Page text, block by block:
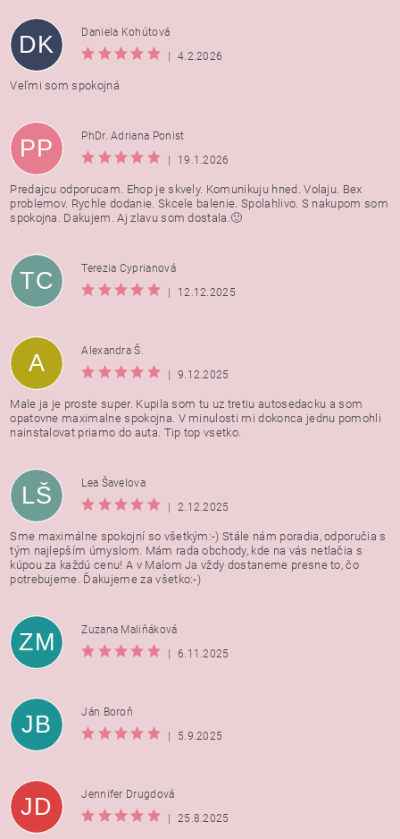
DK
Daniela Kohútová
|
4.2.2026
Veľmi som spokojná
PP
PhDr. Adriana Ponist
|
19.1.2026
Predajcu odporucam. Ehop je skvely. Komunikuju hned. Volaju. Bex
problemov. Rychle dodanie. Skcele balenie. Spolahlivo. S nakupom som
spokojna. Dakujem. Aj zlavu som dostala.🙂
TC
Terezia Cyprianová
|
12.12.2025
A
Alexandra Š.
|
9.12.2025
Male ja je proste super. Kupila som tu uz tretiu autosedacku a som
opatovne maximalne spokojna. V minulosti mi dokonca jednu pomohli
nainstalovat priamo do auta. Tip top vsetko.
LŠ
Lea Šavelova
|
2.12.2025
Sme maximálne spokojní so všetkým:-) Stále nám poradia, odporučia s
tým najlepším úmyslom. Mám rada obchody, kde na vás netlačia s
kúpou za každú cenu! A v Malom Ja vždy dostaneme presne to, čo
potrebujeme. Ďakujeme za všetko:-)
ZM
Zuzana Maliňáková
|
6.11.2025
JB
Ján Boroň
|
5.9.2025
JD
Jennifer Drugdová
|
25.8.2025